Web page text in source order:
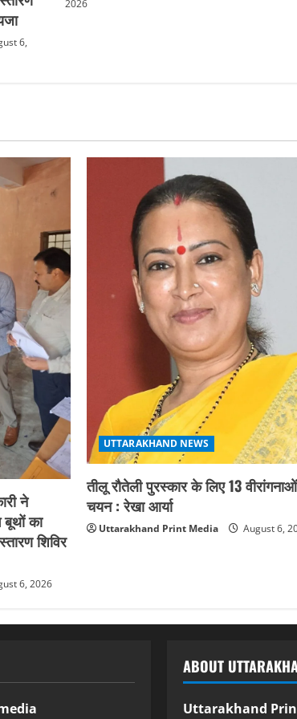
6,
2026
ने
बूथों का
शिविर
6, 2026
UTTARAKHAND NEWS
तीलू रौतेली पुरस्कार के लिए 13
चयन : रेखा आर्या
Uttarakhand Print Media August 6,
ABOUT
Uttarakhand